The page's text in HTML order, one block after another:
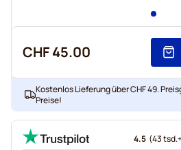
CHF 45.00
Kostenlos Lieferung über CHF 49.
Preise!
4.5 (43